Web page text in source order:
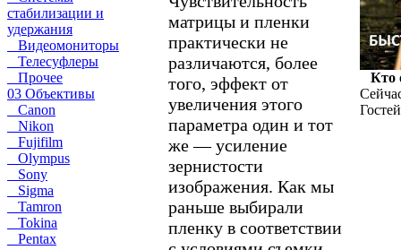
стабилизации и
удержания
Видеомониторы
Телесуфлеры
Прочее
03 Объективы
Canon
Nikon
Fujifilm
Olympus
Sony
Sigma
Tamron
Tokina
Pentax
матрицы и пленки
практически не
различаются, более
того, эффект от
увеличения этого
параметра один и тот
же — усиление
зернистости
изображения. Как мы
раньше выбирали
пленку в соответствии
Кто